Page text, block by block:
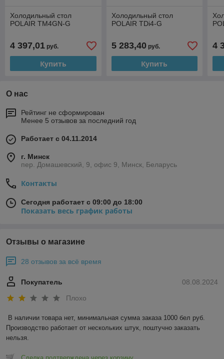
Холодильный стол
POLAIR TM4GN-G
4 397,01 руб.
Купить
Холодильный стол
POLAIR TDi4-G
5 283,40руб.
Купить
4
О нас
Рейтинг не сформирован
Менее 5 отзывов за последний год
Работает с 04.11.2014
г. Минск
пер. Домашевский, 9, офис 9, Минск, Беларусь
Контакты
Сегодня работает с 09:00 до 18:00
Показать весь график работы
Отзывы о магазине
28 отзывов за всё время
08.08.2024
Покупатель
Плохо
В наличии товара нет, минимальная сумма заказа 1000 бел руб.
Производство работает от нескольких штук, поштучно заказать
нельзя.